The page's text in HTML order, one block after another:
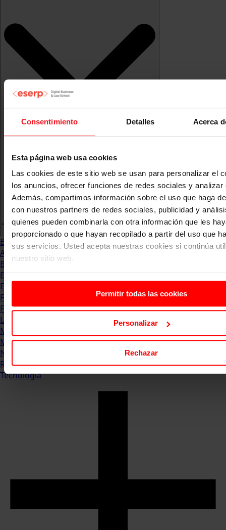
Consentimiento Detalles Acerca
Esta página web usa cookies
Las cookies de este sitio web se usan para personalizar el
los anuncios, ofrecer funciones de redes sociales y analizar
Además, compartimos información sobre el uso que haga
con nuestros partners de redes sociales, publicidad y
quienes pueden combinarla con otra información que les
proporcionado o que hayan recopilado a partir del uso que
sus servicios. Usted acepta nuestras cookies si continúa
nuestro sitio web.
Permitir todas las cookies
Personalizar
Rechazar
Blog
Abogacia
Business
Empleo & Emprendimiento
Empresas
Finanzas
Formación & Estudios
Luxury
Management
Marketing & Comunicación
Negocios
Recursos Humanos
Tecnología